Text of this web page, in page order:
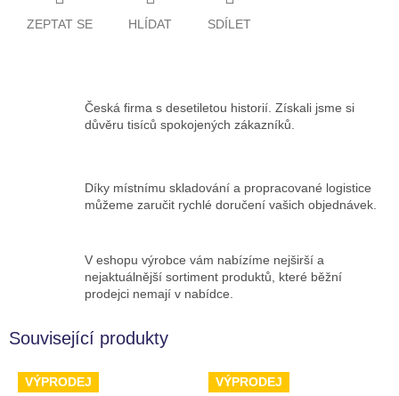
ZEPTAT SE HLÍDAT SDÍLET
Česká firma s desetiletou historií. Získali jsme si
důvěru tisíců spokojených zákazníků.
Díky místnímu skladování a propracované logistice
můžeme zaručit rychlé doručení vašich objednávek.
V eshopu výrobce vám nabízíme nejširší a
nejaktuálnější sortiment produktů, které běžní
prodejci nemají v nabídce.
Související produkty
VÝPRODEJ VÝPRODEJ